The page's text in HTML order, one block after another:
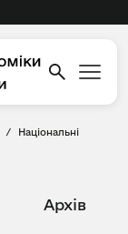
/
Національні
Архів